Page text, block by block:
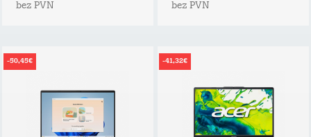
bez PVN bez PVN
-50,45€ -41,32€